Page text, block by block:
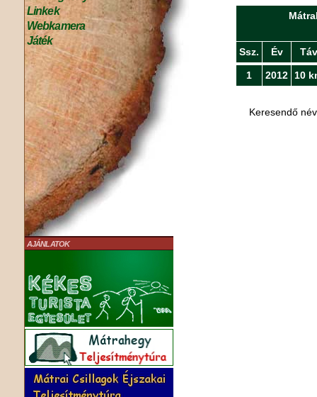
Linkek
Webkamera
Játék
AJÁNLATOK
Ssz. Év Táv
1 2012 10
Keresendő